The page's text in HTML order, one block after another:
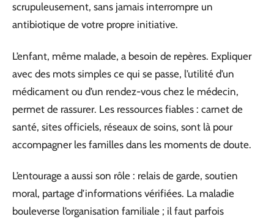
scrupuleusement, sans jamais interrompre un
antibiotique de votre propre initiative.
L’enfant, même malade, a besoin de repères. Expliquer
avec des mots simples ce qui se passe, l’utilité d’un
médicament ou d’un rendez-vous chez le médecin,
permet de rassurer. Les ressources fiables : carnet de
santé, sites officiels, réseaux de soins, sont là pour
accompagner les familles dans les moments de doute.
L’entourage a aussi son rôle : relais de garde, soutien
moral, partage d’informations vérifiées. La maladie
bouleverse l’organisation familiale ; il faut parfois